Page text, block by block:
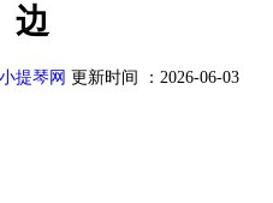
边
小提琴网 更新时间 ：2026-06-03